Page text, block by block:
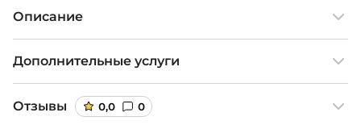
Описание
Дополнительные услуги
Отзывы 0,0 0